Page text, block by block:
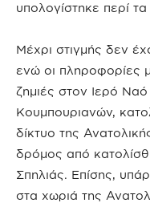
υπολογίστηκε περί τα
Μέχρι στιγμής δεν
ενώ οι πληροφορίες
ζημιές στον Ιερό
Κουμπουριανών,
δίκτυο της
δρόμος από
Σπηλιάς. Επίσης,
στα χωριά της